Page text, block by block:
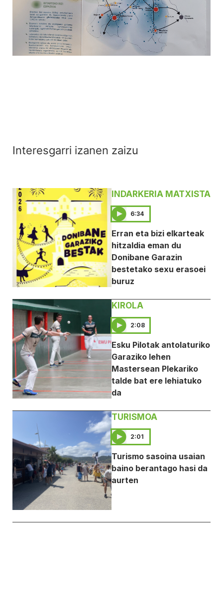
Interesgarri izanen zaizu
INDARKERIA MATXISTA
6:34
Erran eta bizi elkarteak
hitzaldia eman du
Donibane Garazin
bestetako sexu erasoei
buruz
KIROLA
2:08
Esku Pilotak antolaturiko
Garaziko lehen
Mastersean Plekariko
talde bat ere lehiatuko
da
TURISMOA
2:01
Turismo sasoina usaian
baino berantago hasi da
aurten